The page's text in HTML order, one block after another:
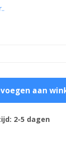
aan
2-5 dagen